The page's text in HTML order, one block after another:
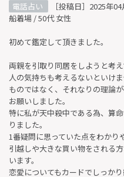
電話占い
［投稿日］2025年
船着場 / 50代 女性
初めて鑑定して頂きました。
両親を引取り同居をしようと考え
人の気持ちも考えるないといけ
ものではなく、それなりの理論
お願いしました。
特に私が天中殺中である為、算
りました。
1番疑問に思っていた点をわかり
引越しや大きな買い物をされる
います。
恋愛についてもカードでしっかり